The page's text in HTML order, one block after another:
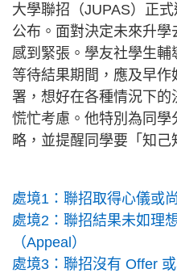
大學聯招（JUPAS）正
公布。面對決定未來升
感到緊張。學友社學生
等待結果期間，應及早
署，想好在各種情況下
慌忙考慮。他特別為同
略，並提醒同學要「知己
處境1：聯招取得心儀或
處境2：聯招結果未如理
（Appeal）
處境3：聯招沒有 Offer